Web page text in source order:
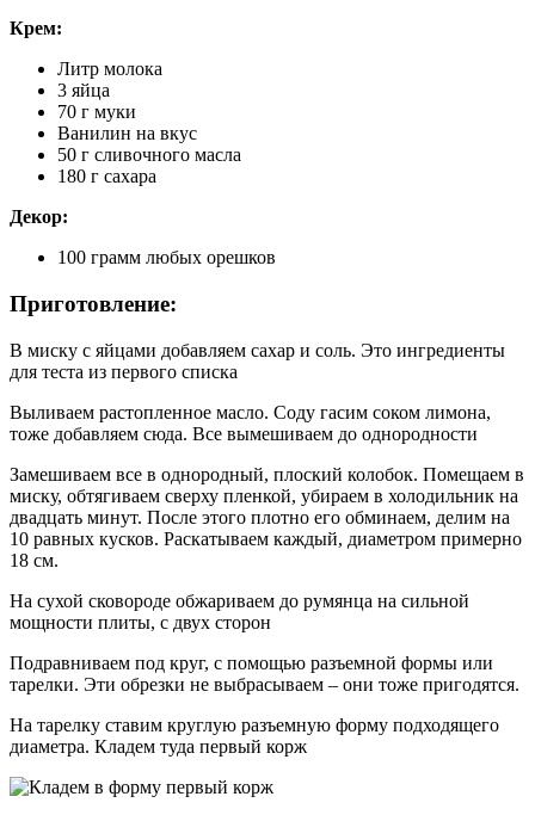
Крем:
Литр молока
3 яйца
70 г муки
Ванилин на вкус
50 г сливочного масла
180 г сахара
Декор:
100 грамм любых орешков
Приготовление:
В миску с яйцами добавляем сахар и соль. Это ингредиенты
для теста из первого списка
Выливаем растопленное масло. Соду гасим соком лимона,
тоже добавляем сюда. Все вымешиваем до однородности
Замешиваем все в однородный, плоский колобок. Помещаем в
миску, обтягиваем сверху пленкой, убираем в холодильник на
двадцать минут. После этого плотно его обминаем, делим на
10 равных кусков. Раскатываем каждый, диаметром примерно
18 см.
На сухой сковороде обжариваем до румянца на сильной
мощности плиты, с двух сторон
Подравниваем под круг, с помощью разъемной формы или
тарелки. Эти обрезки не выбрасываем – они тоже пригодятся.
На тарелку ставим круглую разъемную форму подходящего
диаметра. Кладем туда первый корж